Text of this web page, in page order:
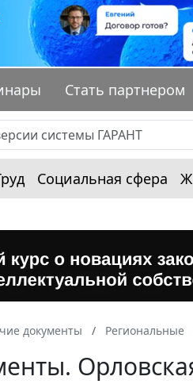
Стать партнером
Социальная сфера
документы Региональные